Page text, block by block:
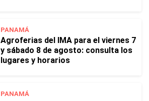
PANAMÁ
Agroferias del IMA para el viernes 7
y sábado 8 de agosto: consulta los
lugares y horarios
PANAMÁ